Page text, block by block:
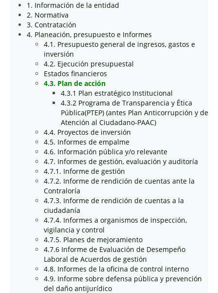
1. Información de la entidad
2. Normativa
3. Contratación
4. Planeación, presupuesto e Informes
4.1. Presupuesto general de ingresos, gastos e
inversión
4.2. Ejecución presupuestal
Estados financieros
4.3. Plan de acción
4.3.1 Plan estratégico Institucional
4.3.2 Programa de Transparencia y Ética
Pública(PTEP) (antes Plan Anticorrupción y de
Atención al Ciudadano-PAAC)
4.4. Proyectos de inversión
4.5. Informes de empalme
4.6. Información pública y/o relevante
4.7. Informes de gestión, evaluación y auditoría
4.7.1. Informe de gestión
4.7.2. Informe de rendición de cuentas ante la
Contraloría
4.7.3. Informe de rendición de cuentas a la
ciudadanía
4.7.4. Informes a organismos de inspección,
vigilancia y control
4.7.5. Planes de mejoramiento
4.7.6 Informe de Evaluación de Desempeño
Laboral de Acuerdos de gestión
4.8. Informes de la oficina de control interno
4.9. Informe sobre defensa pública y prevención
del daño antijurídico